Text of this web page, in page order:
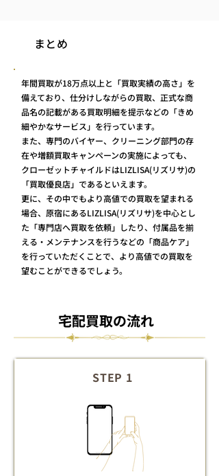
まとめ
年間買取が18万点以上と「買取実績の高さ」を
備えており、仕分けしながらの買取、正式な商
品名の記載がある買取明細を提示などの「きめ
細やかなサービス」を行っています。
また、専門のバイヤー、クリーニング部門の存
在や増額買取キャンペーンの実施によっても、
クローゼットチャイルドはLIZLISA(リズリサ)の
「買取優良店」であるといえます。
更に、その中でもより高値での買取を望まれる
場合、原宿にあるLIZLISA(リズリサ)を中心とし
た「専門店へ買取を依頼」したり、付属品を揃
える・メンテナンスを行うなどの「商品ケア」
を行っていただくことで、より高値での買取を
望むことができるでしょう。
​宅配買取の流れ
STEP 1